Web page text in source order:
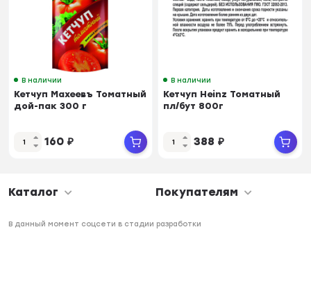
В наличии
Кетчуп Махеевъ Томатный
дой-пак 300 г
160 ₽
В наличии
Кетчуп Heinz Томатный
пл/бут 800г
388 ₽
Каталог Покупателям
В данный момент соцсети в стадии разработки